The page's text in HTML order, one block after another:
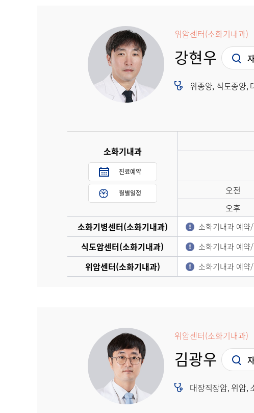
위암센터(소화기내과)
강현우
위종양, 식도종양,
소화기내과
진료예약
월별일정
오전
오후
소화기병센터(소화기내과)
소화기내과 예약
식도암센터(소화기내과) 소화기내과 예약
위암센터(소화기내과) 소화기내과 예약
위암센터(소화기내과)
김광우
대장직장암, 위암,
병원소식